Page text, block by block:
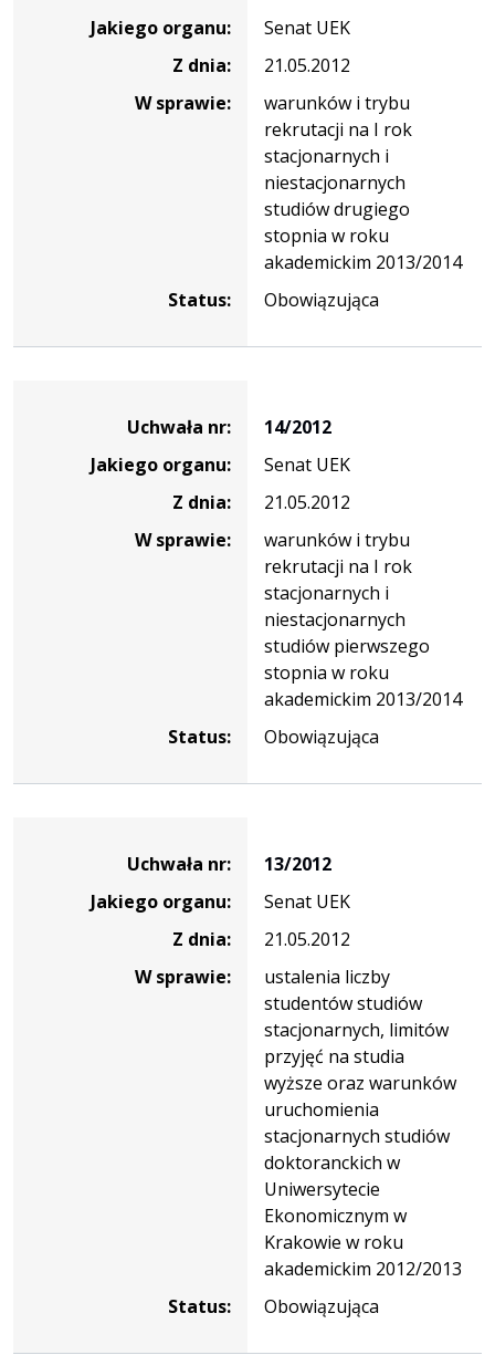
Jakiego organu:
Senat UEK
Z dnia:
21.05.2012
W sprawie:
warunków i trybu
rekrutacji na I rok
stacjonarnych i
niestacjonarnych
studiów drugiego
stopnia w roku
akademickim 2013/2014
Status:
Obowiązująca
Uchwała nr:
14/2012
Jakiego organu:
Senat UEK
Z dnia:
21.05.2012
W sprawie:
warunków i trybu
rekrutacji na I rok
stacjonarnych i
niestacjonarnych
studiów pierwszego
stopnia w roku
akademickim 2013/2014
Status:
Obowiązująca
Uchwała nr:
13/2012
Jakiego organu:
Senat UEK
Z dnia:
21.05.2012
W sprawie:
ustalenia liczby
studentów studiów
stacjonarnych, limitów
przyjęć na studia
wyższe oraz warunków
uruchomienia
stacjonarnych studiów
doktoranckich w
Uniwersytecie
Ekonomicznym w
Krakowie w roku
akademickim 2012/2013
Status:
Obowiązująca